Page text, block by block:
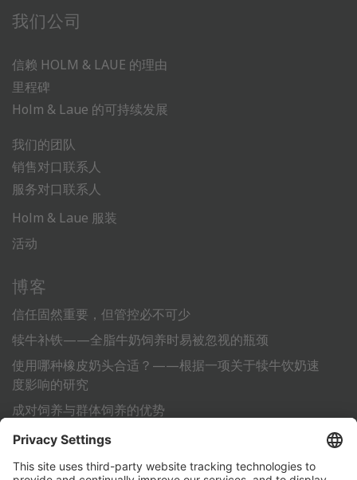
我们公司
信赖 HOLM & LAUE 的理由
里程碑
Holm & Laue 的可持续发展
我们的团队
销售对口联系人
服务对口联系人
Holm & Laue 服装
活动
博客
信任固然重要，但管控必不可少
犊牛补铁——全脂牛奶饲养时易被忽视的瓶颈
使用哪种橡皮奶头合适？——根据一项关于犊牛饮奶速
度影响的研究
成对饲养与群体饲养的优势
利用标准化作业流程 (SOP) 为犊牛的成功饲养铺平道路